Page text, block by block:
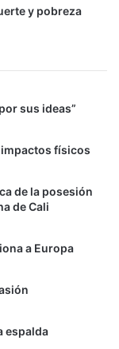
y pobreza
sus ideas”
impactos físicos
de la posesión
de Cali
a Europa
espalda